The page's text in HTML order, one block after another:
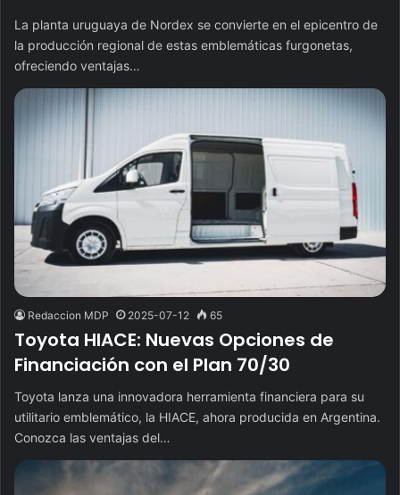
La planta uruguaya de Nordex se convierte en el epicentro de
la producción regional de estas emblemáticas furgonetas,
ofreciendo ventajas…
Redaccion MDP 2025-07-12 65
Toyota HIACE: Nuevas Opciones de
Financiación con el Plan 70/30
Toyota lanza una innovadora herramienta financiera para su
utilitario emblemático, la HIACE, ahora producida en Argentina.
Conozca las ventajas del…